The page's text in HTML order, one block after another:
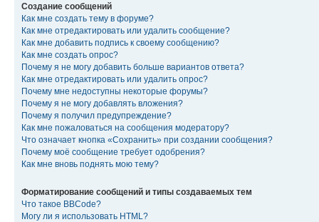
Создание сообщений
Как мне создать тему в форуме?
Как мне отредактировать или удалить сообщение?
Как мне добавить подпись к своему сообщению?
Как мне создать опрос?
Почему я не могу добавить больше вариантов ответа?
Как мне отредактировать или удалить опрос?
Почему мне недоступны некоторые форумы?
Почему я не могу добавлять вложения?
Почему я получил предупреждение?
Как мне пожаловаться на сообщения модератору?
Что означает кнопка «Сохранить» при создании сообщения?
Почему моё сообщение требует одобрения?
Как мне вновь поднять мою тему?
Форматирование сообщений и типы создаваемых тем
Что такое BBCode?
Могу ли я использовать HTML?